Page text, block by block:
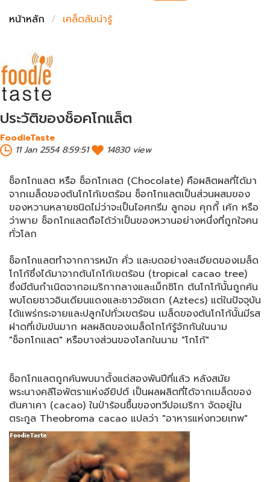
หน้าหลัก
เคล็ดลับน่ารู้
ประวัติของช็อคโกแล็ต
FoodieTaste
11 Jan 2554 8:59:51
14830 view
ช็อกโกแลต หรือ ช็อกโกเลต (Chocolate) คือผลิตผลที่ได้มา
จากเมล็ดของต้นโกโก้เขตร้อน ช็อกโกแลตเป็นส่วนผสมของ
ของหวานหลายชนิดไม่ว่าจะเป็นไอศกรีม ลูกอม คุกกี้ เค้ก หรือ
ว่าพาย ช็อกโกแลตถือได้ว่าเป็นของหวานอย่างหนึ่งที่ถูกใจคน
ทั่วโลก
ช็อกโกแลตทำจากการหมัก คั่ว และบดอย่างละเอียดของเมล็ด
โกโก้ซึ่งได้มาจากต้นโกโก้เขตร้อน (tropical cacao tree)
ซึ่งมีต้นกำเนิดจากอเมริกากลางและเม็กซิโก ต้นโกโก้นั้นถูกค้น
พบโดยชาวอินเดียนแดงและชาวอัซเตก (Aztecs) แต่ในปัจจุบัน
ได้แพร่กระจายและปลูกไปทั่วเขตร้อน เมล็ดของต้นโกโก้นั้นมีรส
ฝาดที่เข้มข้นมาก ผลผลิตของเมล็ดโกโก้รู้จักกันในนาม
"ช็อกโกแลต" หรือบางส่วนของโลกในนาม "โกโก้"
ช็อกโกแลตถูกค้นพบมาตั้งแต่สองพันปีที่แล้ว หลังสมัย
พระนางคลีโอพัตราแห่งอียิปต์ เป็นผลผลิตที่ได้จากเมล็ดของ
ต้นคาเคา (cacao) ในป่าร้อนชื้นของทวีปอเมริกา จัดอยู่ใน
ตระกูล Theobroma cacao แปลว่า "อาหารแห่งทวยเทพ"